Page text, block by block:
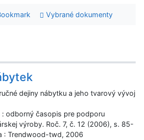
Vybrané dokumenty
dejiny nábytku a jeho tvarový vývoj
: odborný časopis pre podporu
výroby. Roč. 7, č. 12 (2006), s. 85-
: Trendwood-twd, 2006